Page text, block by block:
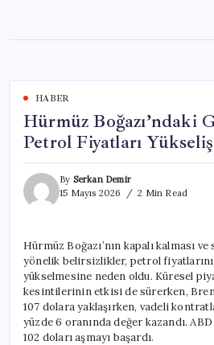
content
HABER
Hürmüz Boğazı’ndaki
Petrol Fiyatları
By Serkan Demir
15 Mayıs 2026
2 Min Read
Hürmüz Boğazı’nın kapalı kalması
yönelik belirsizlikler, petrol
yükselmesine neden oldu. Küresel
kesintilerinin etkisi de sürerken,
107 dolara yaklaşırken, vadeli
yüzde 6 oranında değer kazandı.
102 doları aşmayı başardı.